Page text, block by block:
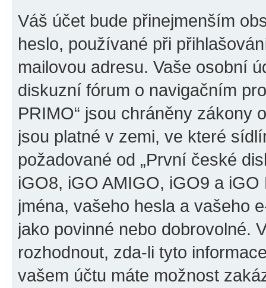
Váš účet bude přinejmenším
heslo, používané při
mailovou adresu. Vaše osobní
diskuzní fórum o navigačním
PRIMO“ jsou chráněny zákony
jsou platné v zemi, ve které
požadované od „První české
iGO8, iGO AMIGO, iGO9 a
jména, vašeho hesla a vašeho
jako povinné nebo dobrovolné.
rozhodnout, zda-li tyto
vašem účtu máte možnost